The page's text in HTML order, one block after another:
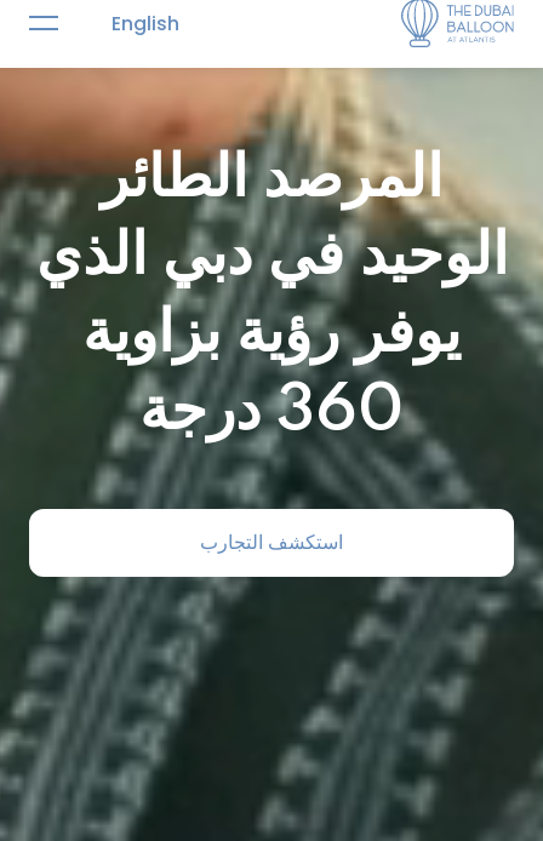
المرصد الطائر
الوحيد في دبي الذي
يوفر رؤية بزاوية
360 درجة
استكشف التجارب